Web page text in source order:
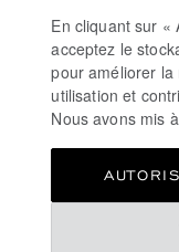
S’INSCRIRE À LA
POLITIQUE DES
En cliquant sur «
acceptez le
pour améliorer la
utilisation et
Nous avons mis